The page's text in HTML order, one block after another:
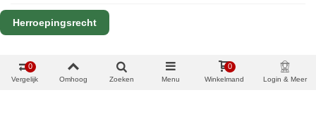
Herroepingsrecht
Vergelijk
0
Omhoog Zoeken Menu Winkelmand
0
Login & Meer